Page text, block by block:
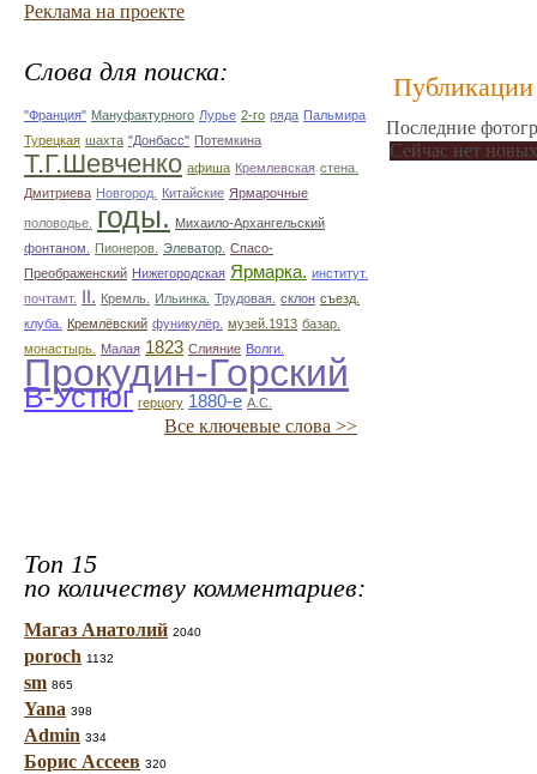
Реклама на проекте
Слова для поиска:
"Франция" Мануфактурного Лурье 2-го ряда Пальмира
Турецкая шахта "Донбасс" Потемкина
Т.Г.Шевченко афиша Кремлевская стена.
Дмитриева Новгород. Китайские Ярмарочные
половодье. годы. Михаило-Архангельский
фонтаном.
Пионеров. Элеватор. Спасо-
Преображенский Нижегородская Ярмарка. институт.
почтамт.
II. Кремль. Ильинка. Трудовая. склон съезд.
клуба.
Кремлёвский фуникулёр. музей.1913 базар.
монастырь.
Малая 1823 Слияние Волги.
Прокудин-Горский
В-Устюг герцогу 1880-е А.С.
Все ключевые слова >>
Топ 15
по количеству комментариев:
Магаз Анатолий 2040
poroch 1132
sm 865
Yana 398
Admin 334
Борис Ассеев 320
Публикации
Последние
Сейчас нет